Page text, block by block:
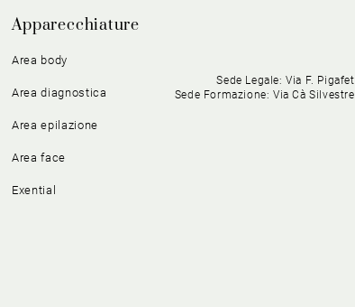
Apparecchiature
Area body
Area diagnostica
Area epilazione
Area face
Exential
Sede Legale: Via F.
Sede Formazione: Via Cà